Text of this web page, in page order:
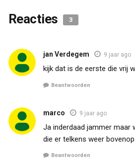
Reacties 3
jan Verdegem 9 jaar ago
kijk dat is de eerste die vrij
Beantwoorden
marco 9 jaar ago
Ja inderdaad jammer maar
die er telkens weer
Beantwoorden